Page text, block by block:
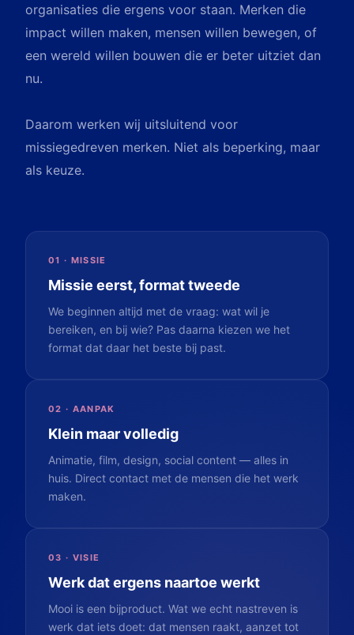
organisaties die ergens voor staan. Merken die
impact willen maken, mensen willen bewegen, of
een wereld willen bouwen die er beter uitziet dan
nu.
Daarom werken wij uitsluitend voor
missiegedreven merken. Niet als beperking, maar
als keuze.
01 · MISSIE
Missie eerst, format tweede
We beginnen altijd met de vraag: wat wil je
bereiken, en bij wie? Pas daarna kiezen we het
format dat daar het beste bij past.
02 · AANPAK
Klein maar volledig
Animatie, film, design, social content — alles in
huis. Direct contact met de mensen die het werk
maken.
03 · VISIE
Werk dat ergens naartoe werkt
Mooi is een bijproduct. Wat we echt nastreven is
werk dat iets doet: dat mensen raakt, aanzet tot